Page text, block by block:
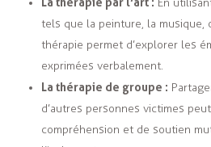
En
tels que la peinture, la musique,
thérapie permet d’explorer les
exprimées verbalement.
La thérapie de groupe :
d’autres personnes victimes
compréhension et de soutien